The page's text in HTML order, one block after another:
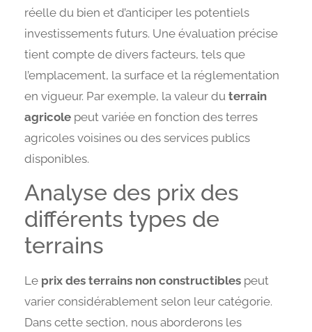
réelle du bien et d’anticiper les potentiels
investissements futurs. Une évaluation précise
tient compte de divers facteurs, tels que
l’emplacement, la surface et la réglementation
en vigueur. Par exemple, la valeur du terrain
agricole peut variée en fonction des terres
agricoles voisines ou des services publics
disponibles.
Analyse des prix des
différents types de
terrains
Le prix des terrains non constructibles peut
varier considérablement selon leur catégorie.
Dans cette section, nous aborderons les